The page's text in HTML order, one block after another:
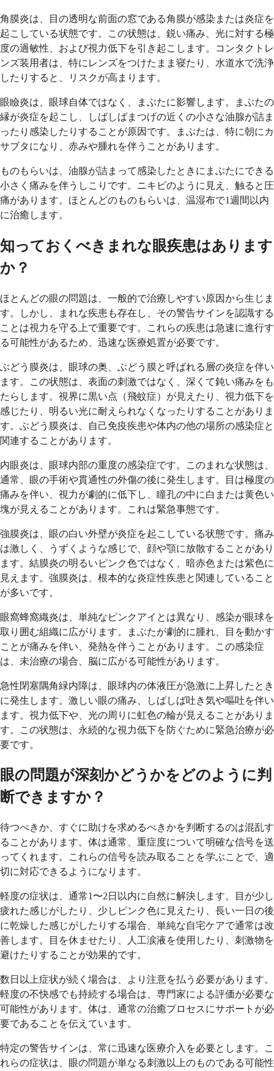
角膜炎は、目の透明な前面の窓である角膜が感染または炎症を
起こしている状態です。この状態は、鋭い痛み、光に対する極
度の過敏性、および視力低下を引き起こします。コンタクトレ
ンズ装用者は、特にレンズをつけたまま寝たり、水道水で洗浄
したりすると、リスクが高まります。
眼瞼炎は、眼球自体ではなく、まぶたに影響します。まぶたの
縁が炎症を起こし、しばしばまつげの近くの小さな油腺が詰ま
ったり感染したりすることが原因です。まぶたは、特に朝にカ
サブタになり、赤みや腫れを伴うことがあります。
ものもらいは、油腺が詰まって感染したときにまぶたにできる
小さく痛みを伴うしこりです。ニキビのように見え、触ると圧
痛があります。ほとんどのものもらいは、温湿布で1週間以内
に治癒します。
知っておくべきまれな眼疾患はあります
か？
ほとんどの眼の問題は、一般的で治療しやすい原因から生じま
す。しかし、まれな疾患も存在し、その警告サインを認識する
ことは視力を守る上で重要です。これらの疾患は急速に進行す
る可能性があるため、迅速な医療処置が必要です。
ぶどう膜炎は、眼球の奥、ぶどう膜と呼ばれる層の炎症を伴い
ます。この状態は、表面の刺激ではなく、深くて鈍い痛みをも
たらします。視界に黒い点（飛蚊症）が見えたり、視力低下を
感じたり、明るい光に耐えられなくなったりすることがありま
す。ぶどう膜炎は、自己免疫疾患や体内の他の場所の感染症と
関連することがあります。
内眼炎は、眼球内部の重度の感染症です。このまれな状態は、
通常、眼の手術や貫通性の外傷の後に発生します。目は極度の
痛みを伴い、視力が劇的に低下し、瞳孔の中に白または黄色い
塊が見えることがあります。これは緊急事態です。
強膜炎は、眼の白い外壁が炎症を起こしている状態です。痛み
は激しく、うずくような感じで、顔や顎に放散することがあり
ます。結膜炎の明るいピンク色ではなく、暗赤色または紫色に
見えます。強膜炎は、根本的な炎症性疾患と関連していること
が多いです。
眼窩蜂窩織炎は、単純なピンクアイとは異なり、感染が眼球を
取り囲む組織に広がります。まぶたが劇的に腫れ、目を動かす
ことが痛みを伴い、発熱を伴うことがあります。この感染症
は、未治療の場合、脳に広がる可能性があります。
急性閉塞隅角緑内障は、眼球内の体液圧が急激に上昇したとき
に発生します。激しい眼の痛み、しばしば吐き気や嘔吐を伴い
ます。視力低下や、光の周りに虹色の輪が見えることがありま
す。この状態は、永続的な視力低下を防ぐために緊急治療が必
要です。
眼の問題が深刻かどうかをどのように判
断できますか？
待つべきか、すぐに助けを求めるべきかを判断するのは混乱す
ることがあります。体は通常、重症度について明確な信号を送
ってくれます。これらの信号を読み取ることを学ぶことで、適
切に対応できるようになります。
軽度の症状は、通常1〜2日以内に自然に解決します。目が少し
疲れた感じがしたり、少しピンク色に見えたり、長い一日の後
に乾燥した感じがしたりする場合、単純な自宅ケアで通常は改
善します。目を休ませたり、人工涙液を使用したり、刺激物を
避けたりすることが効果的です。
数日以上症状が続く場合は、より注意を払う必要があります。
軽度の不快感でも持続する場合は、専門家による評価が必要な
可能性があります。体は、通常の治癒プロセスにサポートが必
要であることを伝えています。
特定の警告サインは、常に迅速な医療介入を必要とします。こ
れらの症状は、眼の問題が単なる刺激以上のものである可能性